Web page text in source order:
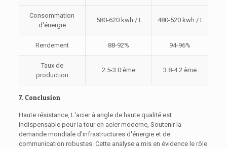
Consommation
d'énergie
580-620 kwh / t 480-520 kwh / t
Rendement 88-92% 94-96%
Taux de
production
2.5-3.0 ème 3.8-4.2 ème
7. Conclusion
Haute résistance, L'acier à angle de haute qualité est
indispensable pour la tour en acier moderne, Soutenir la
demande mondiale d'infrastructures d'énergie et de
communication robustes. Cette analyse a mis en évidence le rôle